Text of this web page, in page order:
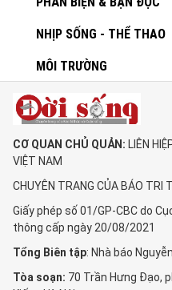
NHỊP SỐNG - THỂ THAO
MÔI TRƯỜNG
CƠ QUAN CHỦ QUẢN: LIÊN
VIỆT NAM
CHUYÊN TRANG CỦA BÁO TRI
Giấy phép số 01/GP-CBC do
thông cấp ngày 20/08/2021
Tổng Biên tập: Nhà báo
Tòa soạn: 70 Trần Hưng Đạo,